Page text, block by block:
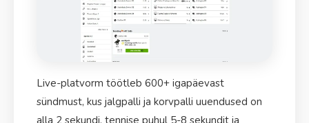
Live-platvorm töötleb 600+ igapäevast
sündmust, kus jalgpalli ja korvpalli uuendused on
alla 2 sekundi, tennise puhul 5-8 sekundit ja